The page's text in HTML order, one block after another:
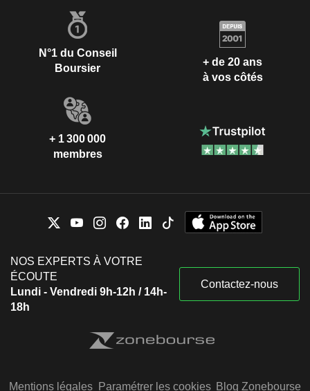
N°1 du Conseil
Boursier
+ de 20 ans
à vos côtés
+ 1 300 000
membres
NOS EXPERTS À VOTRE
ÉCOUTE
Lundi - Vendredi 9h-12h / 14h-
18h
Contactez-nous
Mentions légales Paramétrer les cookies Blog Zonebourse